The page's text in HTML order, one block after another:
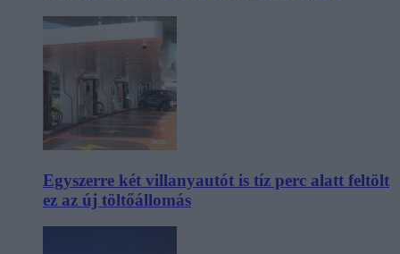
Egyszerre két villanyautót is tíz perc alatt feltölt
ez az új töltőállomás